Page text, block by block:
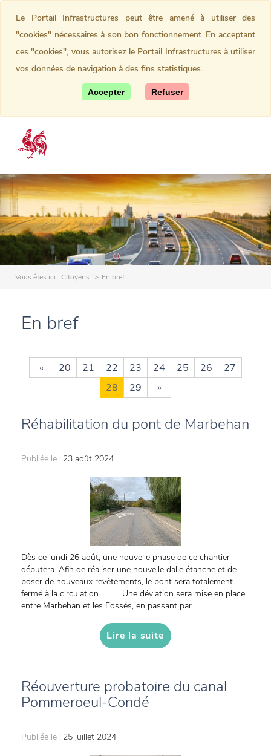
Vous êtes ici : Citoyens En bref
En bref
« 20 21 22 23 24 25 26
27
28
29 »
Réhabilitation du pont de Marbehan
Publiée le : 23 août 2024
Dès ce lundi 26 août, une nouvelle phase de ce chantier
débutera. Afin de réaliser une nouvelle dalle étanche et de
poser de nouveaux revêtements, le pont sera totalement
fermé à la circulation. Une déviation sera mise en place
entre Marbehan et les Fossés, en passant par...
Lire la suite
Réouverture probatoire du canal
Pommeroeul-Condé
Publiée le : 25 juillet 2024
Le Portail Infrastructures peut être amené à utiliser des
"cookies" nécessaires à son bon fonctionnement. En acceptant
ces "cookies", vous autorisez le Portail Infrastructures à utiliser
vos données de navigation à des fins statistiques.
Accepter Refuser